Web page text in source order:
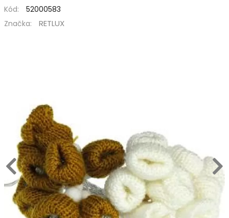
Kód:
52000583
Značka:
RETLUX